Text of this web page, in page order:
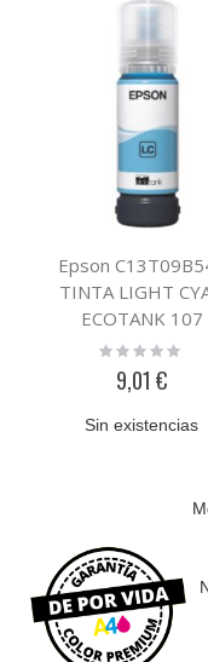
Epson
TINTA LIGHT
ECOTANK 107
Rating:
9,01 €
Sin existencias